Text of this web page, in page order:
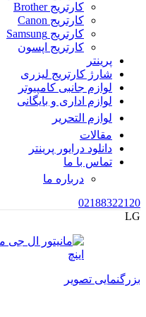
کارتریج Brother
کارتریج Canon
کارتریج Samsung
کارتریج اپسون
پرینتر
شارژ کارتریج لیزری
لوازم جانبی کامپیوتر
لوازم اداری و بایگانی
لوازم التحریر
مقالات
دانلود درایور پرینتر
تماس با ما
درباره ما
02188322120
LG
بزرگنمایی تصویر